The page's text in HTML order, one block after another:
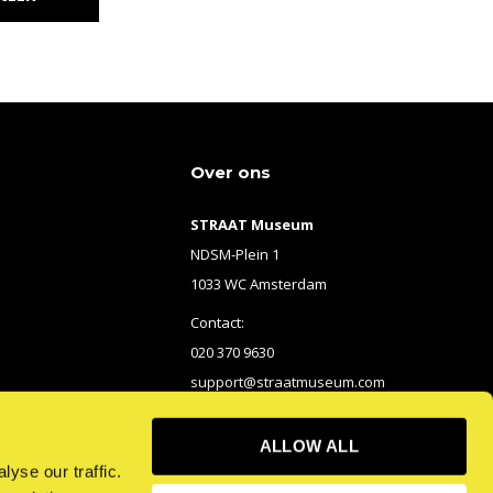
our traffic.
ALLOW ALL
Over ons
STRAAT Museum
NDSM-Plein 1
1033 WC Amsterdam
Contact:
020 370 9630
support@straatmuseum.com